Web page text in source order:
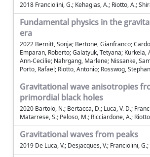
2018 Franciolini, G.; Kehagias, A.; Riotto, A.;
Fundamental physics in the
era
2022 Bernitt, Sonja; Bertone, Gianfranco;
Emparan, Roberto; Galatyuk, Tetyana; Kurkela,
Ann-Cecilie; Nahrgang, Marlene; Nissanke,
Porto, Rafael; Riotto, Antonio; Rosswog, Stephan
Gravitational wave anisotropies
primordial black holes
2020 Bartolo, N.; Bertacca, D.; Luca, V. D.;
Matarrese, S.; Peloso, M.; Ricciardone, A.;
Gravitational waves from peaks
2019 De Luca, V.; Desjacques, V.; Franciolini,